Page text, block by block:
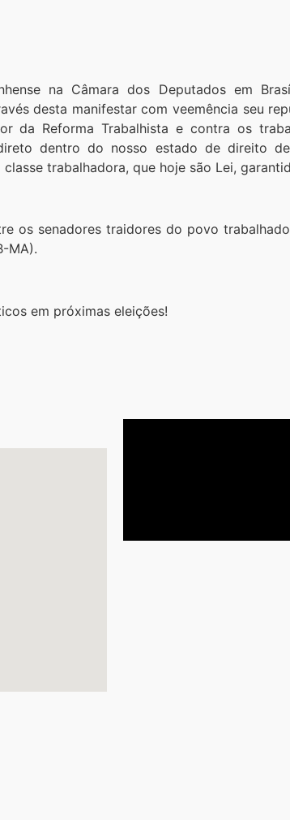
na Câmara dos Deputados em
desta manifestar com veemência seu
da Reforma Trabalhista e contra os
dentro do nosso estado de direito
trabalhadora, que hoje são Lei,
senadores traidores do povo
MA).
em próximas eleições!